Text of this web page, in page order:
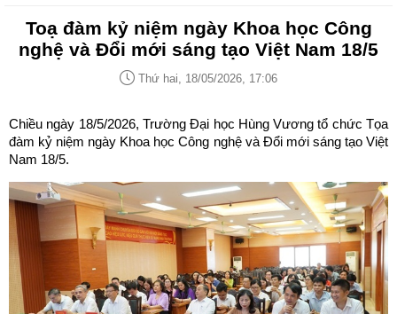
Toạ đàm kỷ niệm ngày Khoa học Công
nghệ và Đổi mới sáng tạo Việt Nam 18/5
Thứ hai, 18/05/2026, 17:06
Chiều ngày 18/5/2026, Trường Đại học Hùng Vương tổ chức Tọa
đàm kỷ niệm ngày Khoa học Công nghệ và Đổi mới sáng tạo Việt
Nam 18/5.